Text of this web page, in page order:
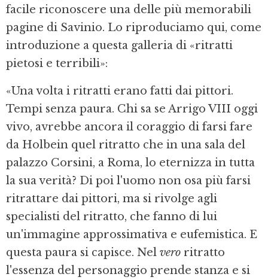
facile riconoscere una delle più memorabili
pagine di Savinio. Lo riproduciamo qui, come
introduzione a questa galleria di «ritratti
pietosi e terribili»:
«Una volta i ritratti erano fatti dai pittori.
Tempi senza paura. Chi sa se Arrigo VIII oggi
vivo, avrebbe ancora il coraggio di farsi fare
da Holbein quel ritratto che in una sala del
palazzo Corsini, a Roma, lo eternizza in tutta
la sua verità? Di poi l'uomo non osa più farsi
ritrattare dai pittori, ma si rivolge agli
specialisti del ritratto, che fanno di lui
un'immagine approssimativa e eufemistica. E
questa paura si capisce. Nel vero ritratto
l'essenza del personaggio prende stanza e si